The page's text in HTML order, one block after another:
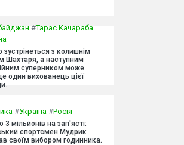
#Тарас Качараба
з колишнім
Шахтаря, а наступним
суперником може
один вихованець цієї
#Україна #Росія
3 мільйонів на зап'ясті:
спортсмен Мудрик
своїм вибором годинника.